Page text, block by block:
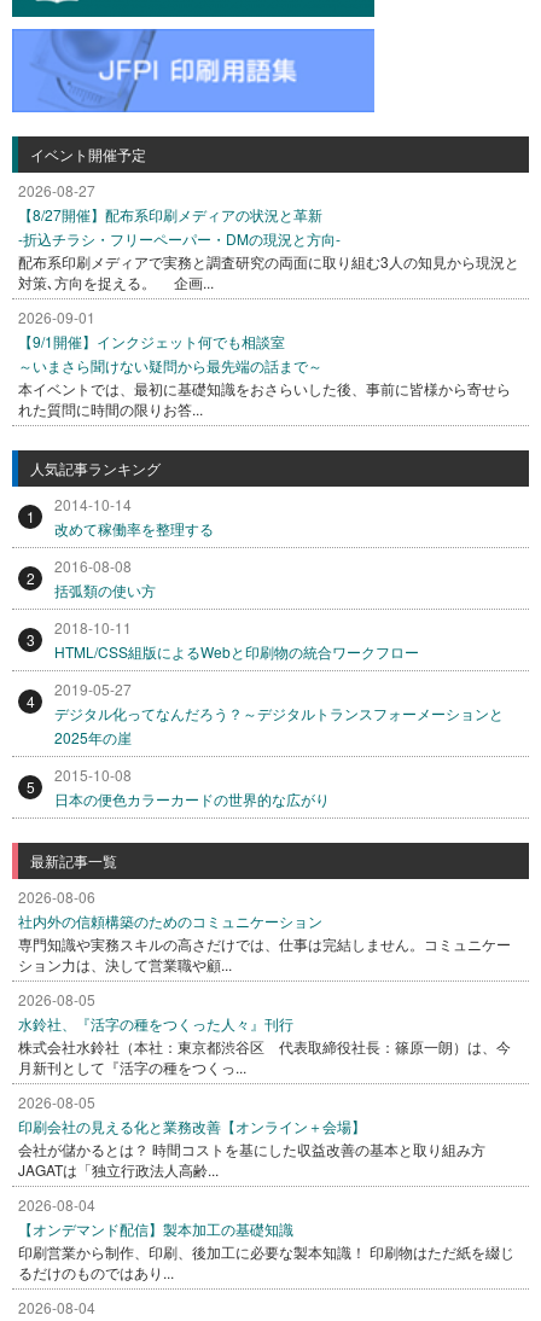
イベント開催予定
2026-08-27
【8/27開催】配布系印刷メディアの状況と革新
-折込チラシ・フリーペーパー・DMの現況と方向-
配布系印刷メディアで実務と調査研究の両面に取り組む3人の知見から現況と
対策､方向を捉える。 企画...
2026-09-01
【9/1開催】インクジェット何でも相談室
～いまさら聞けない疑問から最先端の話まで～
本イベントでは、最初に基礎知識をおさらいした後、事前に皆様から寄せら
れた質問に時間の限りお答...
人気記事ランキング
1
2014-10-14
改めて稼働率を整理する
2
2016-08-08
括弧類の使い方
3
2018-10-11
HTML/CSS組版によるWebと印刷物の統合ワークフロー
4
2019-05-27
デジタル化ってなんだろう？～デジタルトランスフォーメーションと
2025年の崖
5
2015-10-08
日本の便色カラーカードの世界的な広がり
最新記事一覧
2026-08-06
社内外の信頼構築のためのコミュニケーション
専門知識や実務スキルの高さだけでは、仕事は完結しません。コミュニケー
ション力は、決して営業職や顧...
2026-08-05
水鈴社、『活字の種をつくった人々』刊行
株式会社水鈴社（本社：東京都渋谷区 代表取締役社長：篠原一朗）は、今
月新刊として『活字の種をつくっ...
2026-08-05
印刷会社の見える化と業務改善【オンライン＋会場】
会社が儲かるとは？ 時間コストを基にした収益改善の基本と取り組み方
JAGATは「独立行政法人高齢...
2026-08-04
【オンデマンド配信】製本加工の基礎知識
印刷営業から制作、印刷、後加工に必要な製本知識！ 印刷物はただ紙を綴じ
るだけのものではあり...
2026-08-04